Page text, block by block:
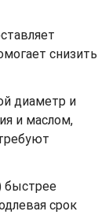
снизить
диаметр и
и маслом,
быстрее
срок